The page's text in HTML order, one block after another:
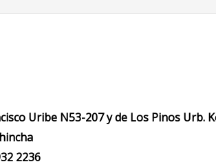
Uribe N53-207 y de Los Pinos Urb.
2236​​